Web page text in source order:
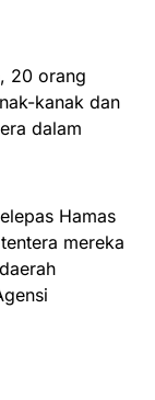
20 orang
kanak dan
dalam
Hamas
mereka